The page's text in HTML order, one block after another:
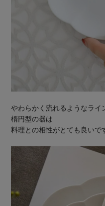
やわらかく流れるようなライ
楕円型の器は
料理との相性がとても良いで